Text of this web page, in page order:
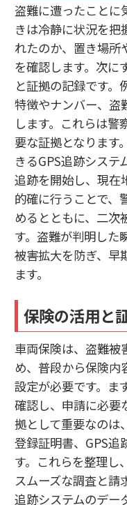
盗難に遭ったことに
きは冷静に状況を把
れたのか、置き場所
を確認します。次に
と証拠の記録です。
特徴やナンバー、盗
します。これらは
要な証拠となります
きるGPS追跡システ
追跡を開始し、現在
的確に行うことで、
めるとともに、二次
す。盗難が判明した
被害拡大を防ぎ、早
ます。
保険の活用と
車両保険は、盗難被
め、普段から保険内
設定が必要です。ま
確認し、申請に必要
拠として重要なのは
登録証明書、GPS追
す。これらを整理し
スムーズな調査と請
追跡システムのデー